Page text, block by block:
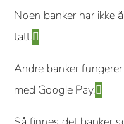
Noen banker har ikke
tatt.
Andre banker
med Google Pay.